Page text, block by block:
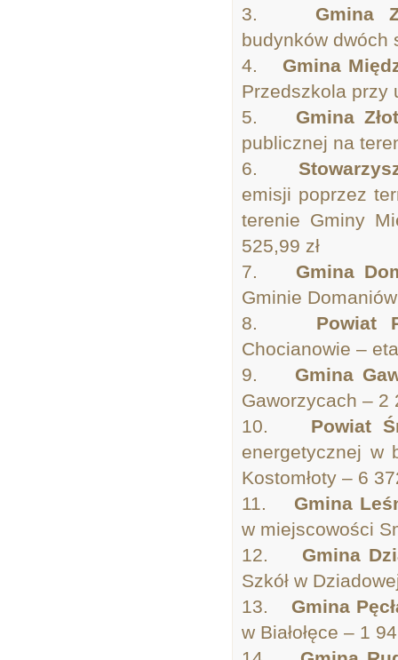
3. Gmina
budynków dwóch
4. Gmina
Przedszkola przy
5. Gmina
publicznej na
6.
emisji poprzez
terenie Gminy
525,99 zł
7.
Gmina
Gminie
8. Powiat
Chocianowie –
9. Gmina
Gaworzycach – 2
10. Powiat
energetycznej w
Kostomłoty – 6
11. Gmina
w miejscowości
12. Gmina
Szkół w
13.
Gmina
w Białołęce – 1